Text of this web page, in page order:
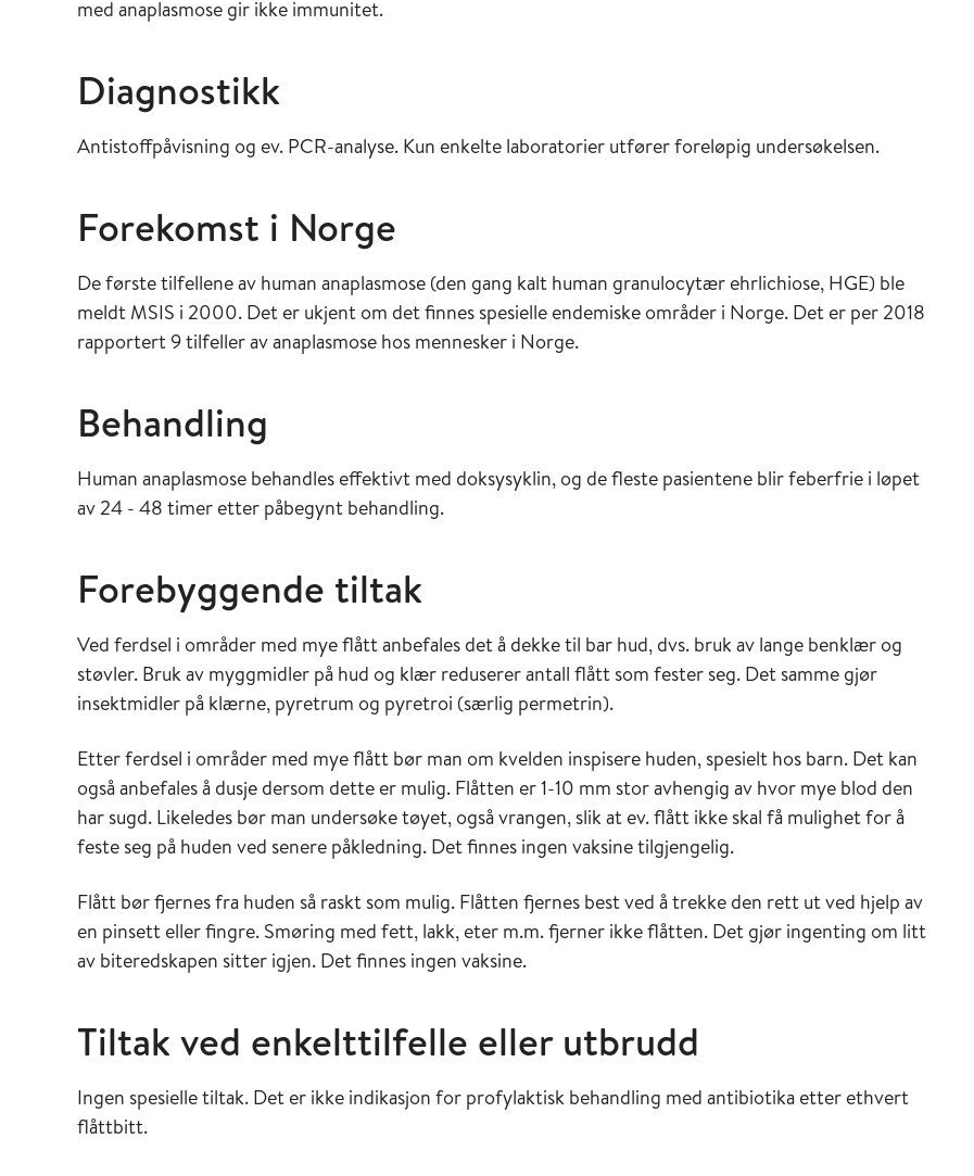
med anaplasmose gir ikke immunitet.
Diagnostikk
Antistoffpåvisning og ev. PCR-analyse. Kun enkelte laboratorier utfører foreløpig undersøkelsen.
Forekomst i Norge
De første tilfellene av human anaplasmose (den gang kalt human granulocytær ehrlichiose, HGE) ble
meldt MSIS i 2000. Det er ukjent om det finnes spesielle endemiske områder i Norge. Det er per 2018
rapportert 9 tilfeller av anaplasmose hos mennesker i Norge.
Behandling
Human anaplasmose behandles effektivt med doksysyklin, og de fleste pasientene blir feberfrie i løpet
av 24 - 48 timer etter påbegynt behandling.
Forebyggende tiltak
Ved ferdsel i områder med mye flått anbefales det å dekke til bar hud, dvs. bruk av lange benklær og
støvler. Bruk av myggmidler på hud og klær reduserer antall flått som fester seg. Det samme gjør
insektmidler på klærne, pyretrum og pyretroi (særlig permetrin).
Etter ferdsel i områder med mye flått bør man om kvelden inspisere huden, spesielt hos barn. Det kan
også anbefales å dusje dersom dette er mulig. Flåtten er 1-10 mm stor avhengig av hvor mye blod den
har sugd. Likeledes bør man undersøke tøyet, også vrangen, slik at ev. flått ikke skal få mulighet for å
feste seg på huden ved senere påkledning. Det finnes ingen vaksine tilgjengelig.
Flått bør fjernes fra huden så raskt som mulig. Flåtten fjernes best ved å trekke den rett ut ved hjelp av
en pinsett eller fingre. Smøring med fett, lakk, eter m.m. fjerner ikke flåtten. Det gjør ingenting om litt
av biteredskapen sitter igjen. Det finnes ingen vaksine.
Tiltak ved enkelttilfelle eller utbrudd
Ingen spesielle tiltak. Det er ikke indikasjon for profylaktisk behandling med antibiotika etter ethvert
flåttbitt.